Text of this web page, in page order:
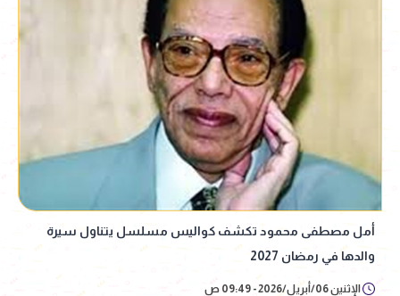
أمل مصطفى محمود تكشف كواليس مسلسل يتناول سيرة
والدها في رمضان 2027
الإثنين 06/أبريل/2026 - 09:49 ص